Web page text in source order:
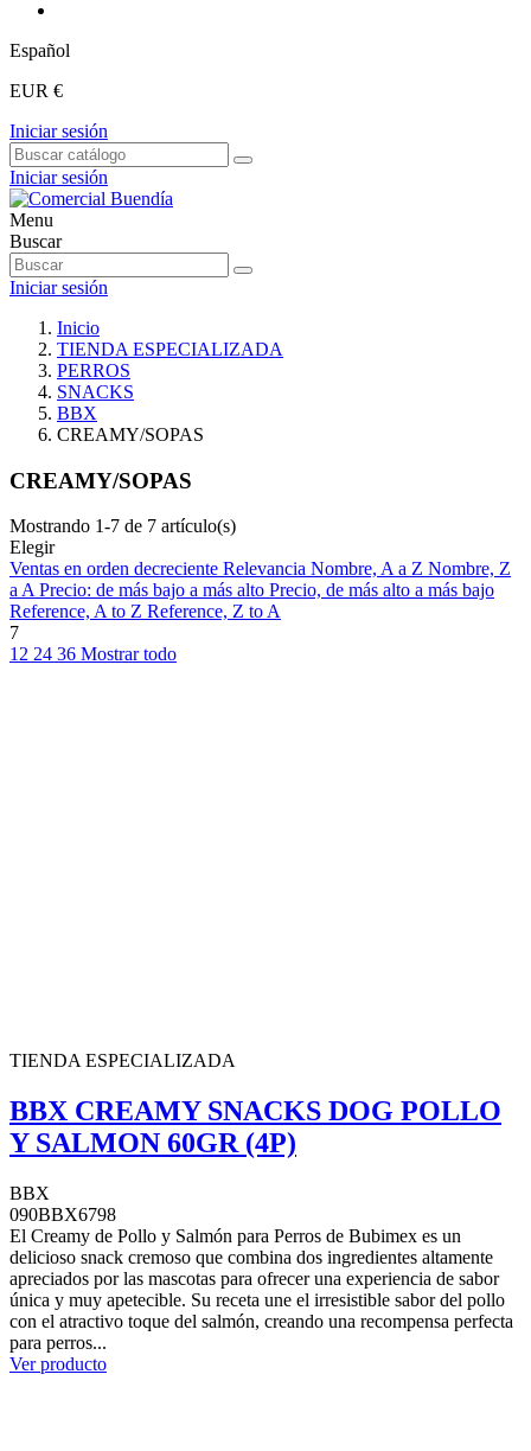
Español
EUR €
Iniciar sesión
Iniciar sesión
Menu
Buscar
Iniciar sesión
Inicio
TIENDA ESPECIALIZADA
PERROS
SNACKS
BBX
CREAMY/SOPAS
CREAMY/SOPAS
Mostrando 1-7 de 7 artículo(s)
Elegir
Ventas en orden decreciente Relevancia Nombre, A a Z Nombre, Z
a APrecio: de más bajo a más alto Precio, de más alto a más bajo
Reference, A to Z Reference, Z to A
7
12 24 36 Mostrar todo
TIENDA ESPECIALIZADA
BBX CREAMY SNACKS DOG POLLO
Y SALMON 60GR (4P)
BBX
090BBX6798
El Creamy de Pollo y Salmón para Perros de Bubimex es un
delicioso snack cremoso que combina dos ingredientes altamente
apreciados por las mascotas para ofrecer una experiencia de sabor
única y muy apetecible. Su receta une el irresistible sabor del pollo
con el atractivo toque del salmón, creando una recompensa perfecta
para perros...
Ver producto